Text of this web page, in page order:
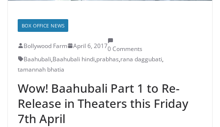
BOX OFFICE NEWS
Bollywood Farm April 6, 20170 Comments
Baahubali,Baahubali hindi,prabhas,rana daggubati,
tamannah bhatia
Wow! Baahubali Part 1 to Re-
Release in Theaters this Friday
7th April